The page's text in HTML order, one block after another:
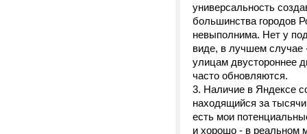
универсальность
большинства городов
невыполнима. Нет у
виде, в лучшем случае
улицам двустороннее
часто обновляются.
3. Наличие в Яндексе
находящийся за
есть мои
и хорошо - в реальном